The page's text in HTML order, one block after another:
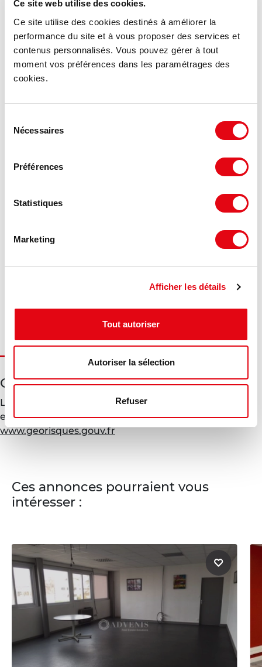
Ce site web utilise des cookies.
Ce site utilise des cookies destinés à améliorer la
performance du site et à vous proposer des services et
contenus personnalisés. Vous pouvez gérer à tout
moment vos préférences dans les paramétrages des
cookies.
Nécessaires
Préférences
Statistiques
Marketing
Afficher les détails
Tout autoriser
Autoriser la sélection
Refuser
DPE - GES
Consommation énergétique :
Diagnostic en cours de réalisation
Géorisques
Les informations sur les risques auxquels ce bien est
exposé sont disponibles sur le site Géorisques :
www.georisques.gouv.fr
Ces annonces pourraient vous
intéresser :